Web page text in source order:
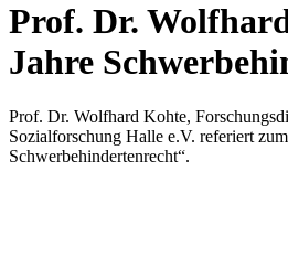
Prof. Dr.
Jahre
Prof. Dr. Wolfhard Kohte,
Sozialforschung Halle e.V. referiert
Schwerbehindertenrecht“.